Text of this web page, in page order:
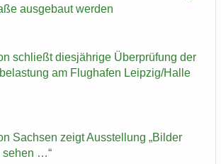
aus­ge­baut wer­den
schließt dies­jäh­ri­ge Über­prü­fung der
am Flug­ha­fen Leip­zig/Halle
Sach­sen zeigt Aus­stel­lung „Bil­der
sehen …“